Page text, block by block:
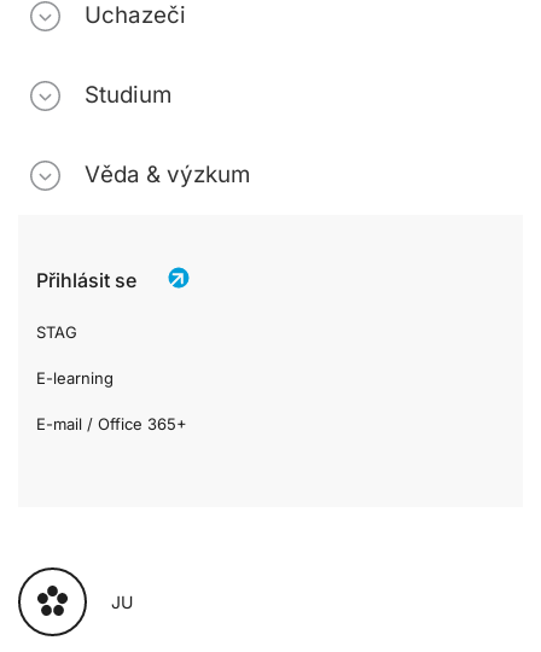
Uchazeči
Studium
Věda & výzkum
Přihlásit se
STAG
E-learning
E-mail / Office 365+
JU